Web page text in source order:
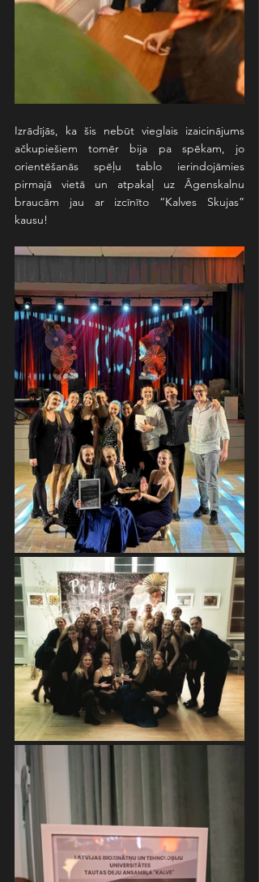
Izrādījās, ka šis nebūt vieglais izaicinājums
ačkupiešiem tomēr bija pa spēkam, jo
orientēšanās spēļu tablo ierindojāmies
pirmajā vietā un atpakaļ uz Āgenskalnu
braucām jau ar izcīnīto “Kalves Skujas”
kausu!